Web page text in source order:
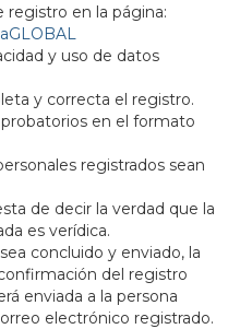
registro en la página:
y uso de datos
y correcta el registro.
en el formato
registrados sean
de decir la verdad que la
es verídica.
concluido y enviado, la
del registro
enviada a la persona
electrónico registrado.